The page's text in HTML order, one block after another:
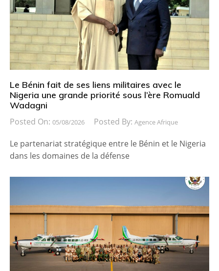
Le Bénin fait de ses liens militaires avec le
Nigeria une grande priorité sous l’ère Romuald
Wadagni
Posted On: 05/08/2026 Posted By: Agence Afrique
Le partenariat stratégique entre le Bénin et le Nigeria
dans les domaines de la défense